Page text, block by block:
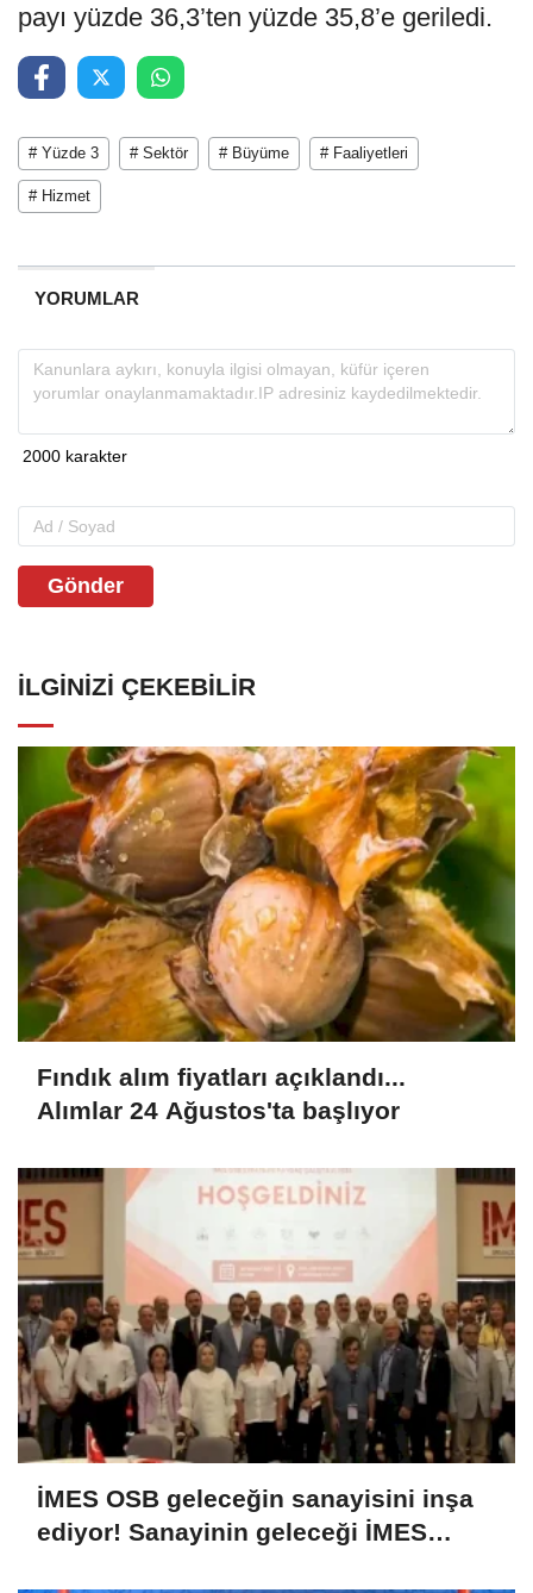
payı yüzde 36,3’ten yüzde 35,8’e geriledi.
# Yüzde 3 # Sektör # Büyüme # Faaliyetleri
# Hizmet
YORUMLAR
Gönder
İLGINIZI ÇEKEBILIR
Fındık alım fiyatları açıklandı...
Alımlar 24 Ağustos'ta başlıyor
İMES OSB geleceğin sanayisini inşa
ediyor! Sanayinin geleceği İMES